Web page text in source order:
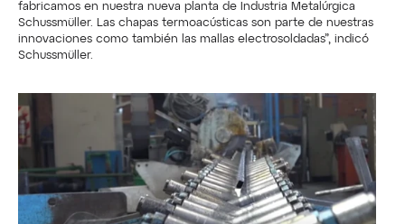
fabricamos en nuestra nueva planta de Industria Metalúrgica
Schussmüller. Las chapas termoacústicas son parte de nuestras
innovaciones como también las mallas electrosoldadas”, indicó
Schussmüller.